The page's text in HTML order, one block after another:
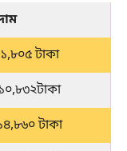
১,৮০৫ টাকা
১০,৮৩২টাকা
টাকা